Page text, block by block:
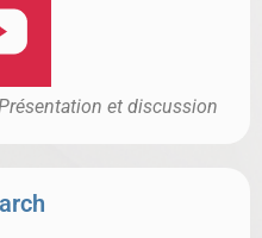
et discussion